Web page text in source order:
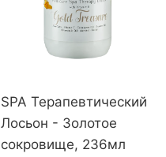
SPA Терапевтический
Лосьон - Золотое
сокровище, 236мл